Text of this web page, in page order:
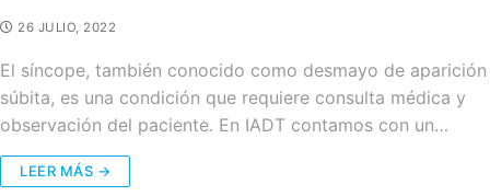
26 JULIO, 2022
El síncope, también conocido como desmayo de aparición
súbita, es una condición que requiere consulta médica y
observación del paciente. En IADT contamos con un…
LEER MÁS →